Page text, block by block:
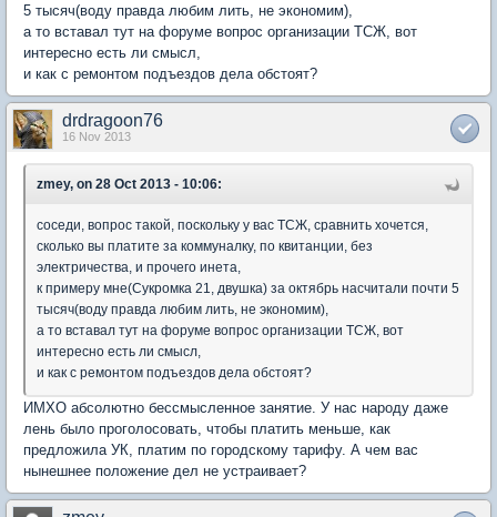
5 тысяч(воду правда любим лить, не экономим),
а то вставал тут на форуме вопрос организации ТСЖ, вот
интересно есть ли смысл,
и как с ремонтом подъездов дела обстоят?
drdragoon76
16 Nov 2013
zmey, on 28 Oct 2013 - 10:06:
соседи, вопрос такой, поскольку у вас ТСЖ, сравнить хочется,
сколько вы платите за коммуналку, по квитанции, без
электричества, и прочего инета,
к примеру мне(Сукромка 21, двушка) за октябрь насчитали почти 5
тысяч(воду правда любим лить, не экономим),
а то вставал тут на форуме вопрос организации ТСЖ, вот
интересно есть ли смысл,
и как с ремонтом подъездов дела обстоят?
ИМХО абсолютно бессмысленное занятие. У нас народу даже
лень было проголосовать, чтобы платить меньше, как
предложила УК, платим по городскому тарифу. А чем вас
нынешнее положение дел не устраивает?